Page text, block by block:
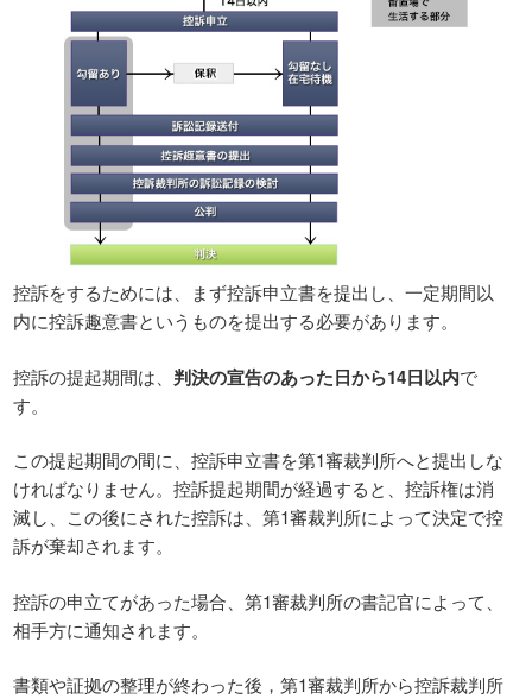
控訴をするためには、まず控訴申立書を提出し、一定期間以
内に控訴趣意書というものを提出する必要があります。
控訴の提起期間は、 判決の宣告のあった日から14日以内で
す。
この提起期間の間に、控訴申立書を第1審裁判所へと提出しな
ければなりません。控訴提起期間が経過すると、控訴権は消
滅し、この後にされた控訴は、第1審裁判所によって決定で控
訴が棄却されます。
控訴の申立てがあった場合、第1審裁判所の書記官によって、
相手方に通知されます。
書類や証拠の整理が終わった後，第1審裁判所から控訴裁判所